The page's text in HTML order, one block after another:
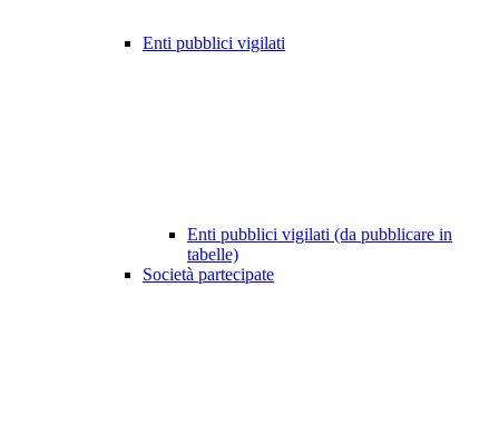
Enti pubblici vigilati
Enti pubblici vigilati (da pubblicare in
tabelle)
Società partecipate